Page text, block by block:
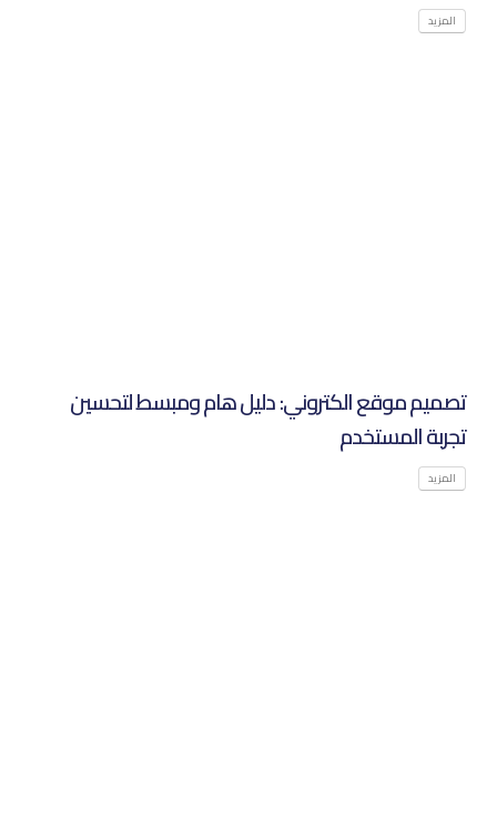
المزيد
تصميم موقع الكتروني: دليل هام ومبسط لتحسين
تجربة المستخدم‌
المزيد